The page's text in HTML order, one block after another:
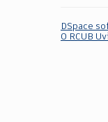
DSpace
O RCUB